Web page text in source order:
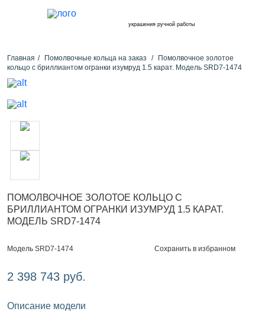
украшения ручной работы
Главная Помолвочные кольца на заказ
Помолвочное золотое
кольцо с бриллиантом огранки изумруд 1.5 карат. Модель SRD7-1474
ПОМОЛВОЧНОЕ ЗОЛОТОЕ КОЛЬЦО С
БРИЛЛИАНТОМ ОГРАНКИ ИЗУМРУД 1.5 КАРАТ.
МОДЕЛЬ SRD7-1474
Модель SRD7-1474 Сохранить в избранном
2 398 743 руб.
Описание модели